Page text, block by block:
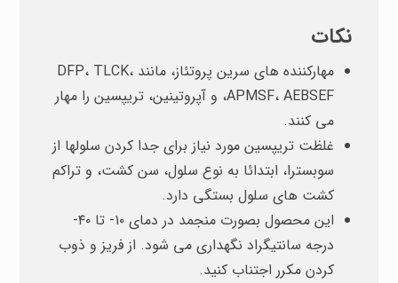
نکات
مهارکننده های سرین پروتئاز، مانند DFP، TLCK،
APMSF، AEBSEF، و آپروتینین، تریپسین را مهار
می کنند.
غلظت تریپسین مورد نیاز برای جدا کردن سلولها از
سوبسترا، ابتدائا به نوع سلول، سن کشت، و تراکم
کشت های سلول بستگی دارد.
این محصول بصورت منجمد در دمای ۱۰- تا ۴۰-
درجه سانتیگراد نگهداری می شود. از فریز و ذوب
کردن مکرر اجتناب کنید.